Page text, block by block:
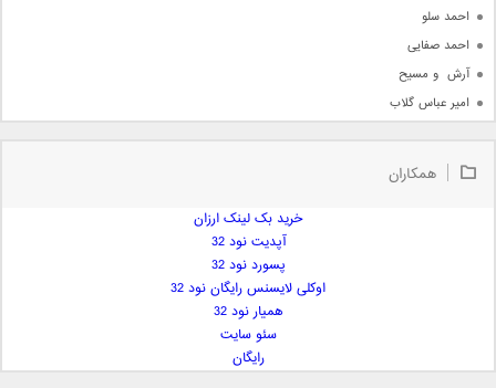
احمد سلو
احمد صفایی
آرش  و مسیح
امیر عباس گلاب
امیر علی
همکاران
خرید بک لینک ارزان
آپدیت نود 32
پسورد نود 32
اوکلی لایسنس رایگان نود 32
همیار نود 32
سئو سایت
رایگان